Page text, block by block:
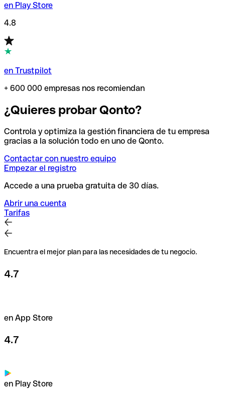
en Play Store
4.8
en Trustpilot
+ 600 000 empresas nos recomiendan
¿Quieres probar Qonto?
Controla y optimiza la gestión financiera de tu empresa
gracias a la solución todo en uno de Qonto.
Contactar con nuestro equipo
Empezar el registro
Accede a una prueba gratuita de 30 días.
Abrir una cuenta
Tarifas
Encuentra el mejor plan para las necesidades de tu negocio.
4.7
en App Store
4.7
en Play Store